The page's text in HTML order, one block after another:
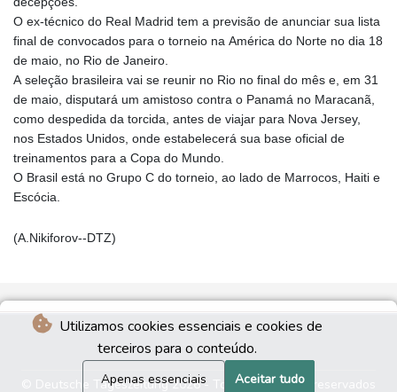
Utilizamos cookies essenciais e cookies de
terceiros para o conteúdo.
Apenas essenciais Aceitar tudo
O ex-técnico do Real Madrid tem a previsão de anunciar sua lista
final de convocados para o torneio na América do Norte no dia 18
de maio, no Rio de Janeiro.
A seleção brasileira vai se reunir no Rio no final do mês e, em 31
de maio, disputará um amistoso contra o Panamá no Maracanã,
como despedida da torcida, antes de viajar para Nova Jersey,
nos Estados Unidos, onde estabelecerá sua base oficial de
treinamentos para a Copa do Mundo.
O Brasil está no Grupo C do torneio, ao lado de Marrocos, Haiti e
Escócia.
(A.Nikiforov--DTZ)
© Deutsche Tageszeitung 2026 - Todos os direitos reservados